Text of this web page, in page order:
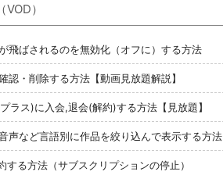
）
飛ばされるのを無効化（オフに）する方法
認・削除する方法【動画見放題解説】
ラス)に入会,退会(解約)する方法【見放題】
声など言語別に作品を絞り込んで表示する方法
する方法（サブスクリプションの停止）